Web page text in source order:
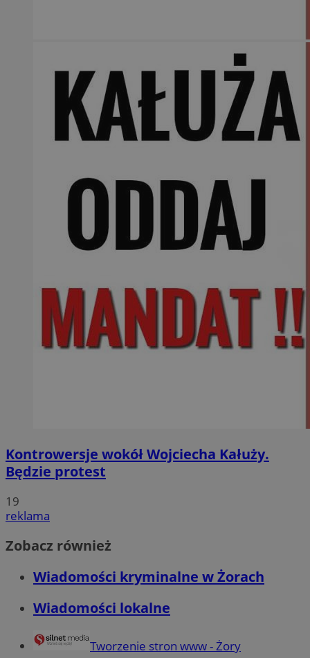
Kontrowersje wokół Wojciecha Kałuży.
Będzie protest
19
reklama
Zobacz również
Wiadomości kryminalne w Żorach
Wiadomości lokalne
Tworzenie stron www - Żory